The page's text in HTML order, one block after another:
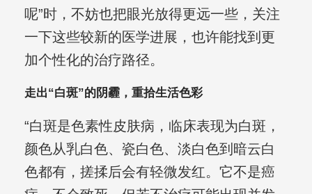
呢”时，不妨也把眼光放得更远一些，关注
一下这些较新的医学进展，也许能找到更
加个性化的治疗路径。
走出“白斑”的阴霾，重拾生活色彩
“白斑是色素性皮肤病，临床表现为白斑，
颜色从乳白色、瓷白色、淡白色到暗云白
色都有，搓揉后会有轻微发红。它不是癌